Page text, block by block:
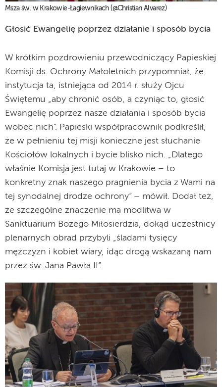
Msza św. w Krakowie-Łagiewnikach (@Christian Alvarez)
Głosić Ewangelię poprzez działanie i sposób bycia
W krótkim pozdrowieniu przewodniczący Papieskiej
Komisji ds. Ochrony Małoletnich przypomniał, że
instytucja ta, istniejąca od 2014 r. służy Ojcu
Świętemu „aby chronić osób, a czyniąc to, głosić
Ewangelię poprzez nasze działania i sposób bycia
wobec nich”. Papieski współpracownik podkreślił,
że w pełnieniu tej misji konieczne jest słuchanie
Kościołów lokalnych i bycie blisko nich. „Dlatego
właśnie Komisja jest tutaj w Krakowie – to
konkretny znak naszego pragnienia bycia z Wami na
tej synodalnej drodze ochrony” – mówił. Dodał też,
że szczególne znaczenie ma modlitwa w
Sanktuarium Bożego Miłosierdzia, dokąd uczestnicy
plenarnych obrad przybyli „śladami tysięcy
mężczyzn i kobiet wiary, idąc drogą wskazaną nam
przez św. Jana Pawła II”.